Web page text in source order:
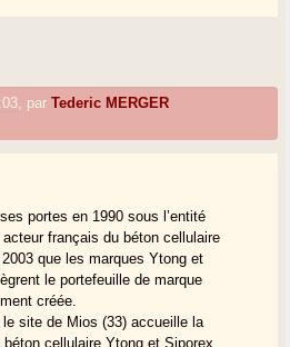
parTederic MERGER
portes en 1990 sous l’entité
français du béton cellulaire
que les marques Ytong et
le portefeuille de marque
créée.
site de Mios (33) accueille la
cellulaire Ytong et Siporex